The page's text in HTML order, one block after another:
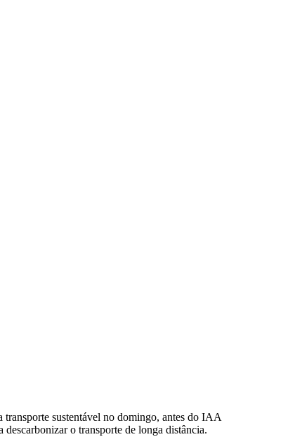
sustentável no domingo, antes do IAA
o transporte de longa distância.